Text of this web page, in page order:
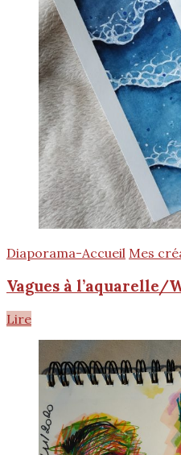
Diaporama-Accueil Mes
Vagues à l’aquarelle/
Lire